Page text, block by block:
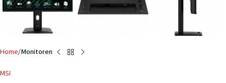
Home Monitoren
MSI